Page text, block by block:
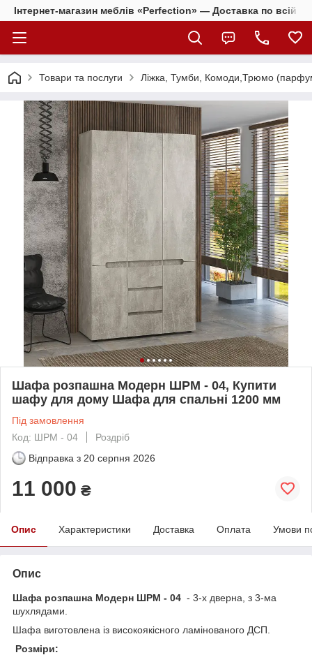
Інтернет-магазин меблів «Perfection» — Доставка по всій
Товари та послуги Ліжка, Тумби, Комоди,Трюмо
Шафа розпашна Модерн ШРМ - 04, Купити
шафу для дому Шафа для спальні 1200 мм
Під замовлення
Код: ШРМ - 04
Роздріб
Відправка з 20 серпня 2026
11 000 ₴
Опис Характеристики Доставка Оплата Умови
Опис
Шафа розпашна Модерн ШРМ - 04 - 3-х дверна, з 3-ма
шухлядами.
Шафа виготовлена із високоякісного ламінованого ДСП.
Розміри: